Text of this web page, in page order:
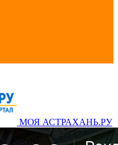
МОЯ АСТРАХАНЬ.РУ